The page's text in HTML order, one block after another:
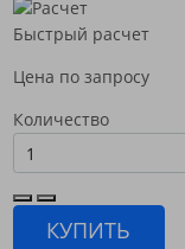
Быстрый расчет
Цена по запросу
Количество
КУПИТЬ